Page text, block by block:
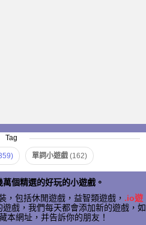
Tag
單詞小遊戲 (162)
個精選的好玩的小遊戲。
，包括休閒遊戲，益智類遊戲， .io遊
遊戲，我們每天都會添加新的遊戲，如
本網址，并告訴你的朋友！